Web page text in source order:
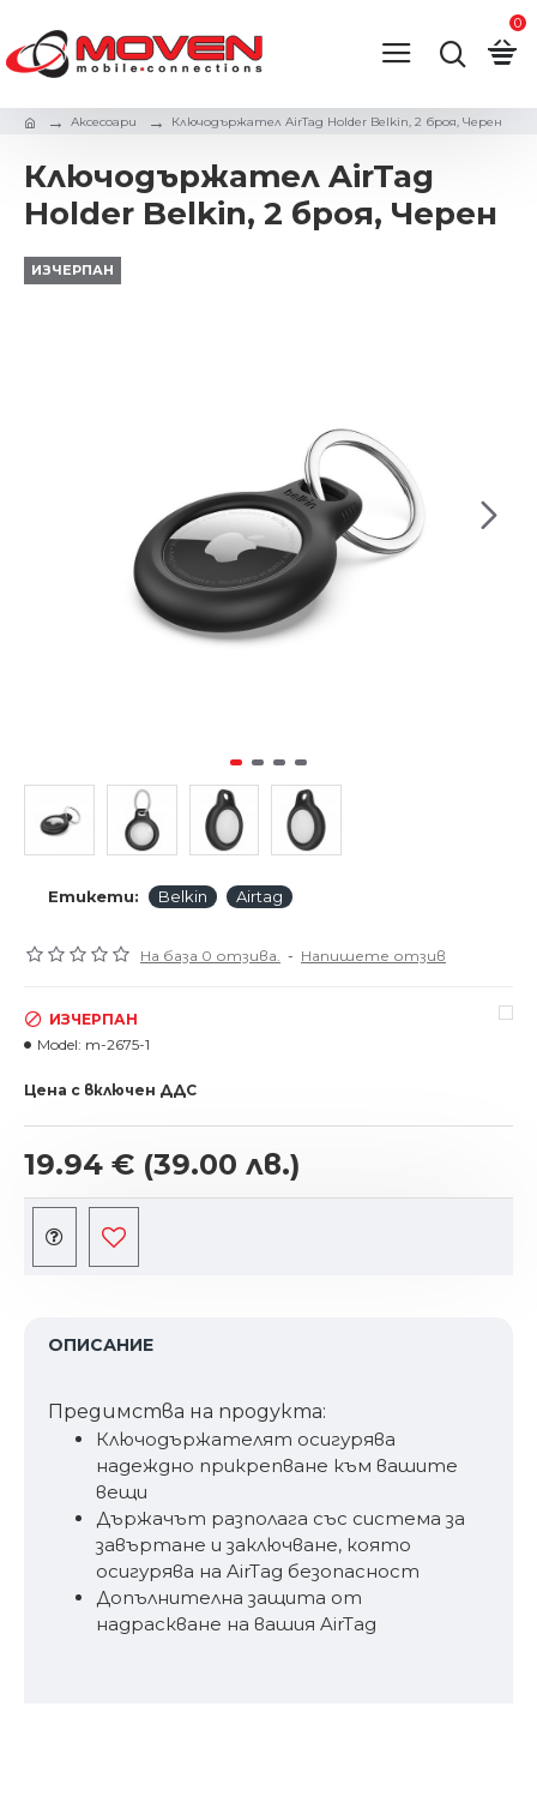
0
Аксесоари Ключодържател AirTag Holder Belkin, 2 броя, Черен
Ключодържател AirTag
Holder Belkin, 2 броя, Черен
ИЗЧЕРПАН
Етикети: Belkin Airtag
На база 0 отзива. - Напишете отзив
19.94 € (39.00 лв.)
ИЗЧЕРПАН
Model: m-2675-1
Цена с включен ДДС
ОПИСАНИЕ
Предимствa на продукта:
Ключодържателят осигурява
надеждно прикрепване към вашите
вещи
Държачът разполага със система за
завъртане и заключване, която
осигурява на AirTag безопасност
Допълнителна защита от
надраскване на вашия AirTag